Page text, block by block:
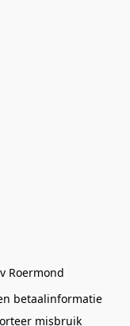
Roermond
betaalinformatie
misbruik